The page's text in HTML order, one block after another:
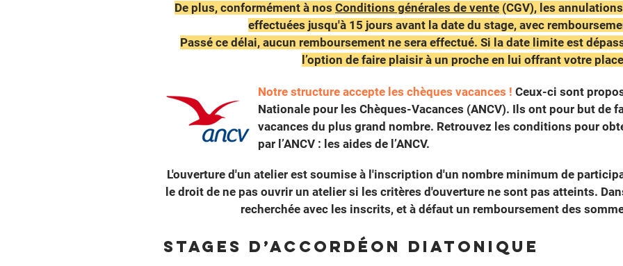
De plus, conformément à nos Conditions générales de vente (CGV), les
effectuées jusqu'à 15 jours avant la date du stage, avec
Passé ce délai, aucun remboursement ne sera effectué. Si la date limite est
l’option de faire plaisir à un proche en lui offrant votre
Notre structure accepte les chèques vacances ! Ceux-ci sont
Nationale pour les Chèques-Vacances (ANCV). Ils ont pour but de
vacances du plus grand nombre. Retrouvez les conditions pour
par l’ANCV : les aides de l’ANCV.
L'ouverture d'un atelier est soumise à l'inscription d'un nombre minimum de
le droit de ne pas ouvrir un atelier si les critères d'ouverture ne sont pas atteints.
recherchée avec les inscrits, et à défaut un remboursement des
Stages d’accordéon diatonique